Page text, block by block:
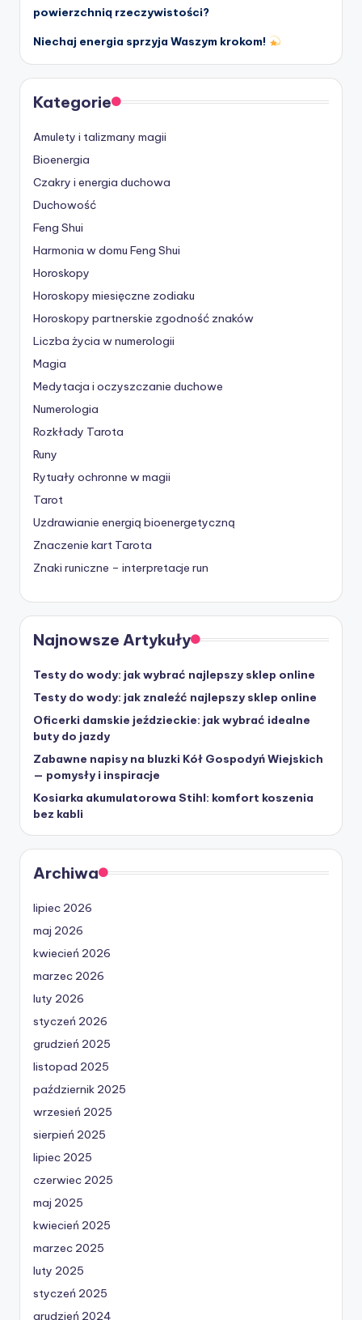
powierzchnią rzeczywistości?
Niechaj energia sprzyja Waszym krokom!
Kategorie
Amulety i talizmany magii
Bioenergia
Czakry i energia duchowa
Duchowość
Feng Shui
Harmonia w domu Feng Shui
Horoskopy
Horoskopy miesięczne zodiaku
Horoskopy partnerskie zgodność znaków
Liczba życia w numerologii
Magia
Medytacja i oczyszczanie duchowe
Numerologia
Rozkłady Tarota
Runy
Rytuały ochronne w magii
Tarot
Uzdrawianie energią bioenergetyczną
Znaczenie kart Tarota
Znaki runiczne – interpretacje run
Najnowsze Artykuły
Testy do wody: jak wybrać najlepszy sklep online
Testy do wody: jak znaleźć najlepszy sklep online
Oficerki damskie jeździeckie: jak wybrać idealne
buty do jazdy
Zabawne napisy na bluzki Kół Gospodyń Wiejskich
— pomysły i inspiracje
Kosiarka akumulatorowa Stihl: komfort koszenia
bez kabli
Archiwa
lipiec 2026
maj 2026
kwiecień 2026
marzec 2026
luty 2026
styczeń 2026
grudzień 2025
listopad 2025
październik 2025
wrzesień 2025
sierpień 2025
lipiec 2025
czerwiec 2025
maj 2025
kwiecień 2025
marzec 2025
luty 2025
styczeń 2025
grudzień 2024